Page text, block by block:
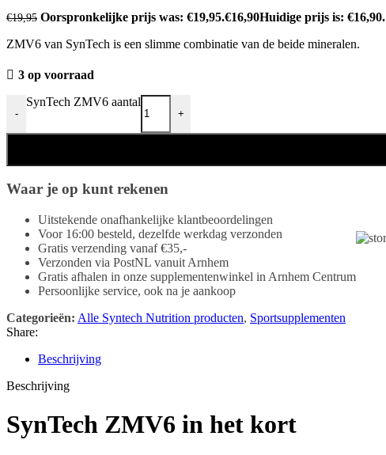
€19,95 Oorspronkelijke prijs was: €19,95.€16,90Huidige prijs is: €16,90.
ZMV6 van SynTech is een slimme combinatie van de beide mineralen.
3 op voorraad
-
SynTech ZMV6 aantal
+
Waar je op kunt rekenen
Uitstekende onafhankelijke klantbeoordelingen
Voor 16:00 besteld, dezelfde werkdag verzonden
Gratis verzending vanaf €35,-
Verzonden via PostNL vanuit Arnhem
Gratis afhalen in onze supplementenwinkel in Arnhem Centrum
Persoonlijke service, ook na je aankoop
Categorieën: Alle Syntech Nutrition producten, Sportsupplementen
Share:
Beschrijving
Beschrijving
SynTech ZMV6 in het kort